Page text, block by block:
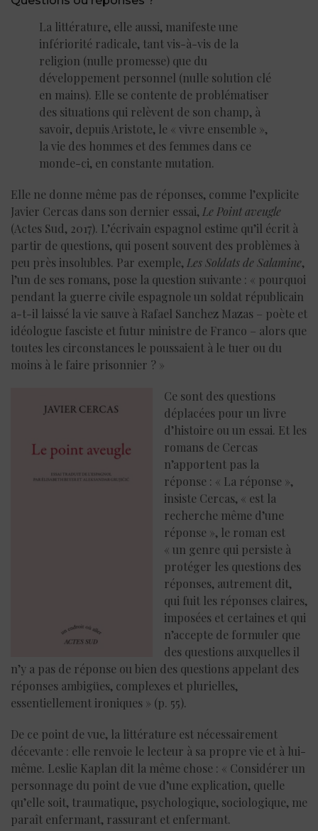
La littérature, elle aussi, manifeste une
infériorité radicale, tant vis-à-vis de la
religion (nulle promesse) que du
développement personnel (nulle solution clé
en mains). Elle se contente de problématiser
des situations qui relèvent de son champ, à
savoir, depuis Aristote, le « vivre ensemble »,
la vie des hommes et des femmes dans ce
monde-ci, en constante mutation.
Elle ne donne même pas de réponses, comme l’explicite
Javier Cercas dans son dernier essai, Le Point aveugle
(Actes Sud, 2017). L’écrivain espagnol estime qu’il écrit à
partir de questions, qui posent souvent des problèmes à
peu près insolubles. Par exemple, Les Soldats de Salamine,
l’un de ses romans, pose la question suivante : « pourquoi
pendant la guerre civile espagnole un soldat républicain
a-t-il laissé la vie sauve à Rafael Sanchez Mazas – poète et
idéologue fasciste et futur ministre de Franco – alors que
toutes les circonstances le poussaient à le tuer ou du
moins à le faire prisonnier ? »
Ce sont des questions
déplacées pour un livre
d’histoire ou un essai. Et les
romans de Cercas
n’apportent pas la
réponse : « La réponse »,
insiste Cercas, « est la
recherche même d’une
réponse », le roman est
« un genre qui persiste à
protéger les questions des
réponses, autrement dit,
qui fuit les réponses claires,
imposées et certaines et qui
n’accepte de formuler que
des questions auxquelles il
n’y a pas de réponse ou bien des questions appelant des
réponses ambigües, complexes et plurielles,
essentiellement ironiques » (p. 55).
De ce point de vue, la littérature est nécessairement
décevante : elle renvoie le lecteur à sa propre vie et à lui-
même. Leslie Kaplan dit la même chose : « Considérer un
personnage du point de vue d’une explication, quelle
qu’elle soit, traumatique, psychologique, sociologique, me
paraît enfermant, rassurant et enfermant.